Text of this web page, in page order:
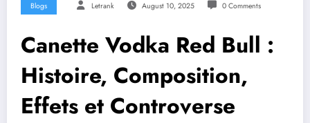
Blogs Letrank August 10, 2025 0 Comments
Canette Vodka Red Bull :
Histoire, Composition,
Effets et Controverse